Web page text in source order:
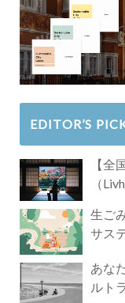
EDITOR’S
【全
（
生ご
サス
あなたは
ルト